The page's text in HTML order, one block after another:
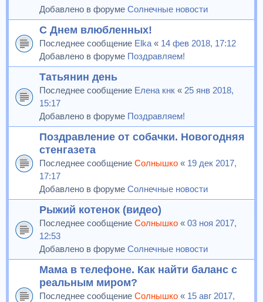
Добавлено в форуме Солнечные новости
С Днем влюбленных!
Последнее сообщение Elka « 14 фев 2018, 17:12
Добавлено в форуме Поздравляем!
Татьянин день
Последнее сообщение Елена кнк « 25 янв 2018,
15:17
Добавлено в форуме Поздравляем!
Поздравление от собачки. Новогодняя
стенгазета
Последнее сообщение Солнышко « 19 дек 2017,
17:17
Добавлено в форуме Солнечные новости
Рыжий котенок (видео)
Последнее сообщение Солнышко « 03 ноя 2017,
12:53
Добавлено в форуме Солнечные новости
Мама в телефоне. Как найти баланс с
реальным миром?
Последнее сообщение Солнышко « 15 авг 2017,